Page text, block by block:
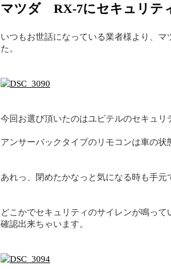
マツダ RX-7にセキュリテ
いつもお世話になっている業者様より、
た。
今回お選び頂いたのはユピテルのセキュリ
アンサーバックタイプのリモコンは車の状
あれっ、閉めたかなっと気になる時も手元
どこかでセキュリティのサイレンが鳴っ
確認出来ちゃいます。